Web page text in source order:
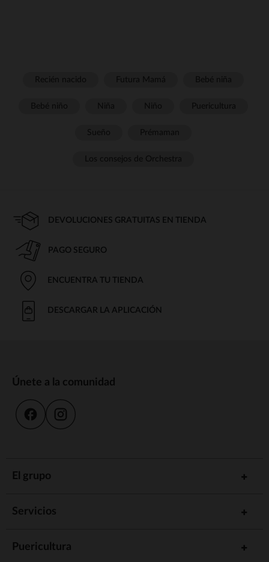
DEVOLUCIONES GRATUITAS EN TIENDA
PAGO SEGURO
ENCUENTRA TU TIENDA
DESCARGAR LA APLICACIÓN
Únete a la comunidad
El grupo
Servicios
Puericultura